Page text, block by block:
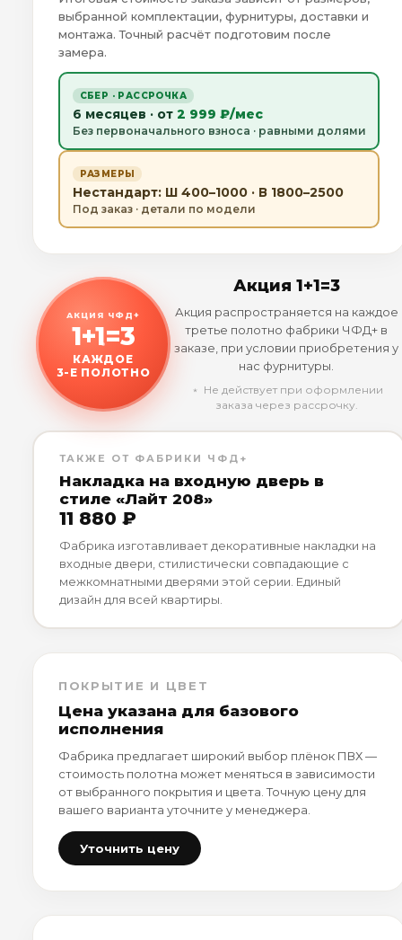
выбранной комплектации, фурнитуры, доставки и
монтажа. Точный расчёт подготовим после
замера.
СБЕР · РАССРОЧКА
6 месяцев · от 2 999 ₽/мес
Без первоначального взноса · равными долями
РАЗМЕРЫ
Нестандарт: Ш 400–1000 · В 1800–2500
Под заказ · детали по модели
АКЦИЯ ЧФД+
1+1=3
КАЖДОЕ
3-Е ПОЛОТНО
Акция 1+1=3
Акция распространяется на каждое
третье полотно фабрики ЧФД+ в
заказе, при условии приобретения у
нас фурнитуры.
﹡ Не действует при оформлении
заказа через рассрочку.
ТАКЖЕ ОТ ФАБРИКИ ЧФД+
Накладка на входную дверь в
стиле «Лайт 208»
11 880 ₽
Фабрика изготавливает декоративные накладки на
входные двери, стилистически совпадающие с
межкомнатными дверями этой серии. Единый
дизайн для всей квартиры.
ПОКРЫТИЕ И ЦВЕТ
Цена указана для базового
исполнения
Фабрика предлагает широкий выбор плёнок ПВХ —
стоимость полотна может меняться в зависимости
от выбранного покрытия и цвета. Точную цену для
вашего варианта уточните у менеджера.
Уточнить цену